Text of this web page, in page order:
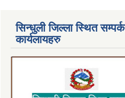
सिन्धुली जिल्ला स्थित सम्पर्क
कार्यलायहरु